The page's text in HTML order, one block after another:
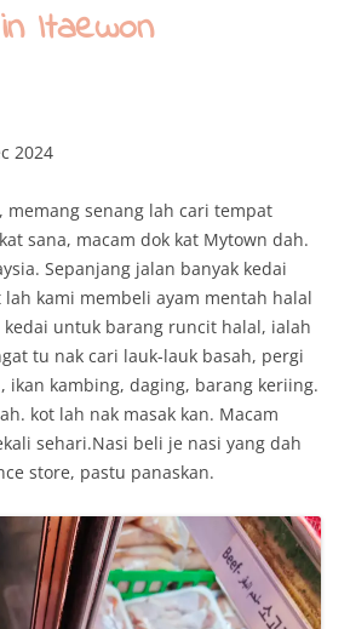
Itaewon
2024
memang senang lah cari tempat
sana, macam dok kat Mytown dah.
Sepanjang jalan banyak kedai
kami membeli ayam mentah halal
kedai untuk barang runcit halal, ialah
tu nak cari lauk-lauk basah, pergi
ikan kambing, daging, barang keriing.
kot lah nak masak kan. Macam
sehari.Nasi beli je nasi yang dah
store, pastu panaskan.